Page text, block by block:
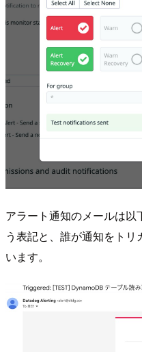
アラート通知のメールは以
う表記と、誰が通知をト
います。